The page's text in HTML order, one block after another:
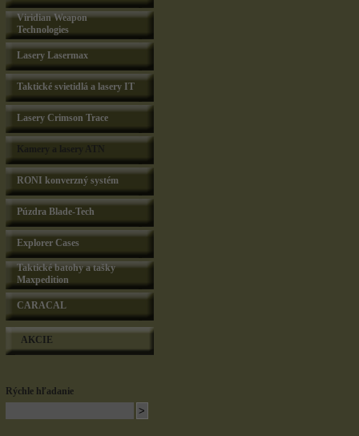
Viridian Weapon
Technologies
Lasery Lasermax
Taktické svietidlá a lasery IT
Lasery Crimson Trace
RONI konverzný systém
Púzdra Blade-Tech
Explorer Cases
Taktické batohy a tašky
Maxpedition
CARACAL
AKCIE
Rýchle hľadanie